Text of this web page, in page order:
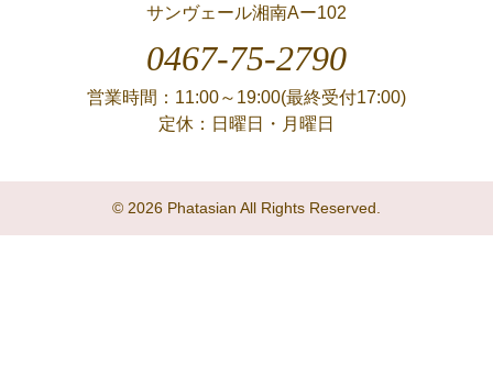
サンヴェール湘南Aー102
0467-75-2790
営業時間：11:00～19:00(最終受付17:00)
定休：日曜日・月曜日
© 2026 Phatasian All Rights Reserved.